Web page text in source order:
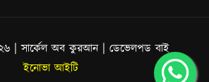
| সার্কেল অব কুরআন | ডেভেলপড বাই
ইনোভা আইটি